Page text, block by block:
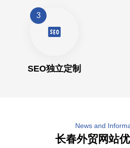
3
SEO独立定制
News and
长春外贸网站